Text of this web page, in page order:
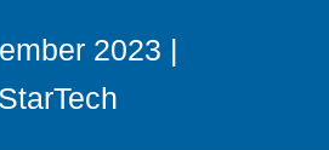
2023 |
StarTech